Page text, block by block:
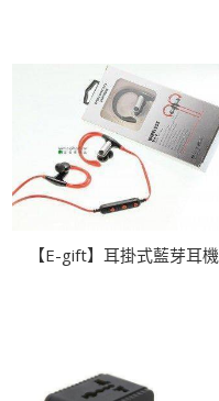
【E-gift】耳掛式藍芽耳機